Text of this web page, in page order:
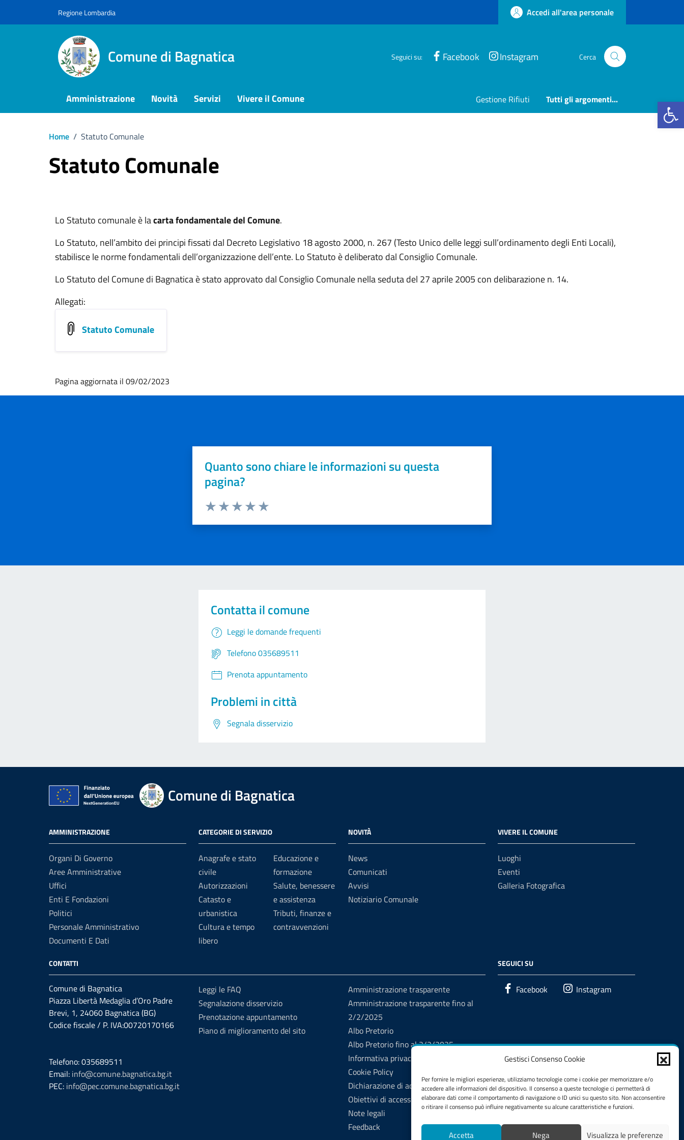
Apri la
Gestisci Consenso Cookie
Per fornire le migliori esperienze, utilizziamo tecnologie come i cookie per memorizzare e/o
accedere alle informazioni del dispositivo. Il consenso a queste tecnologie ci permetterà di
elaborare dati come il comportamento di navigazione o ID unici su questo sito. Non acconsentire
o ritirare il consenso può influire negativamente su alcune caratteristiche e funzioni.
Accetta Nega Visualizza le preferenze
Regione Lombardia Accedi all'area personale
Comune di Bagnatica Seguici su: Facebook Instagram Cerca
Amministrazione Novità Servizi Vivere il Comune Gestione Rifiuti Tutti gli argomenti...
Home / Statuto Comunale
Statuto Comunale
Lo Statuto comunale è lacarta fondamentale del Comune.
Lo Statuto, nell’ambito dei principi fissati dal Decreto Legislativo 18 agosto 2000, n. 267 (Testo Unico delle leggi sull’ordinamento degli Enti Locali),
stabilisce le norme fondamentali dell’organizzazione dell’ente. Lo Statuto è deliberato dal Consiglio Comunale.
Lo Statuto del Comune di Bagnatica è stato approvato dal Consiglio Comunale nella seduta del 27 aprile 2005 con delibarazione n. 14.
Allegati:
Statuto Comunale
Pagina aggiornata il 09/02/2023
Quanto sono chiare le informazioni su questa
pagina?
Contatta il comune
Leggi le domande frequenti
Telefono 035689511
Prenota appuntamento
Problemi in città
Segnala disservizio
Comune di Bagnatica
AMMINISTRAZIONE
Organi Di Governo
Aree Amministrative
Uffici
Enti E Fondazioni
Politici
Personale Amministrativo
Documenti E Dati
CATEGORIE DI SERVIZIO
Anagrafe e stato
civile
Autorizzazioni
Catasto e
urbanistica
Cultura e tempo
libero
Educazione e
formazione
Salute, benessere
e assistenza
Tributi, finanze e
contravvenzioni
NOVITÀ
News
Comunicati
Avvisi
Notiziario Comunale
VIVERE IL COMUNE
Luoghi
Eventi
Galleria Fotografica
CONTATTI
Comune di Bagnatica
Piazza Libertà Medaglia d’Oro Padre
Brevi, 1, 24060 Bagnatica (BG)
Codice fiscale / P. IVA:00720170166
Telefono: 035689511
Email: info@comune.bagnatica.bg.it
PEC: info@pec.comune.bagnatica.bg.it
Leggi le FAQ
Segnalazione disservizio
Prenotazione appuntamento
Piano di miglioramento del sito
Amministrazione trasparente
Amministrazione trasparente fino al
2/2/2025
Albo Pretorio
Albo Pretorio fino al 2/2/2025
Informativa privacy
Cookie Policy
Dichiarazione di accessibilità
Obiettivi di accessibilità
Note legali
Feedback
SEGUICI SU
Facebook Instagram